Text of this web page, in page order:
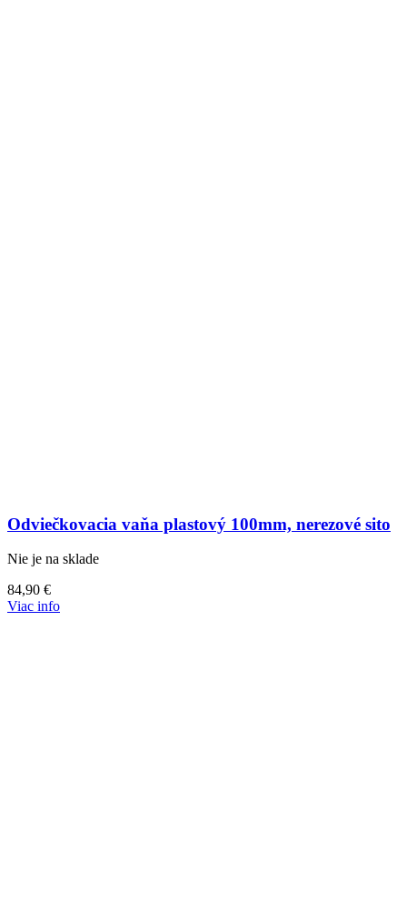
Odviečkovacia vaňa plastový 100mm, nerezové sito
Nie je na sklade
84,90 €
Viac info